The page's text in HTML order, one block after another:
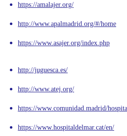
https://amalajer.org/
http://www.apalmadrid.org/#/home
https://www.asajer.org/index.php
http://juguesca.es/
http://www.atej.org/
https://www.comunidad.madrid/
https://www.hospitaldelmar.cat/en/